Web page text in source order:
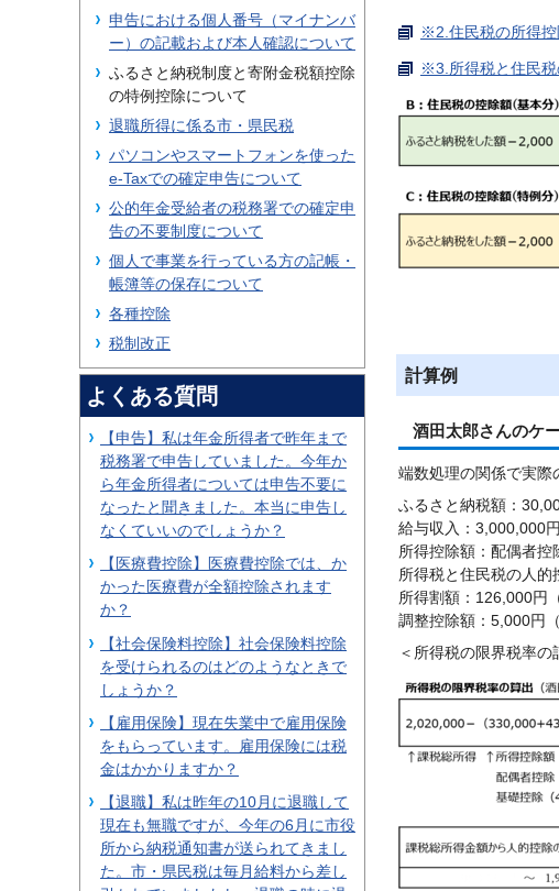
※2.住民税の所得控
※3.所得税と住民税
計算例
酒田太郎さんのケ
端数処理の関係で実際
ふるさと納税額：
給与収入：3,000,000
所得控除額：配偶者
所得税と住民税の人
所得割額：126,000円
調整控除額：5,000円
＜所得税の限界税率の
申告における個人番号（マイナンバ
ー）の記載および本人確認について
ふるさと納税制度と寄附金税額控除
の特例控除について
退職所得に係る市・県民税
パソコンやスマートフォンを使った
e-Taxでの確定申告について
公的年金受給者の税務署での確定申
告の不要制度について
個人で事業を行っている方の記帳・
帳簿等の保存について
各種控除
税制改正
よくある質問
【申告】私は年金所得者で昨年まで
税務署で申告していました。今年か
ら年金所得者については申告不要に
なったと聞きました。本当に申告し
なくていいのでしょうか？
【医療費控除】医療費控除では、か
かった医療費が全額控除されます
か？
【社会保険料控除】社会保険料控除
を受けられるのはどのようなときで
しょうか？
【雇用保険】現在失業中で雇用保険
をもらっています。雇用保険には税
金はかかりますか？
【退職】私は昨年の10月に退職して
現在も無職ですが、今年の6月に市役
所から納税通知書が送られてきまし
た。市・県民税は毎月給料から差し